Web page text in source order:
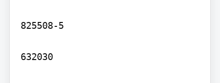
825508-5
632030